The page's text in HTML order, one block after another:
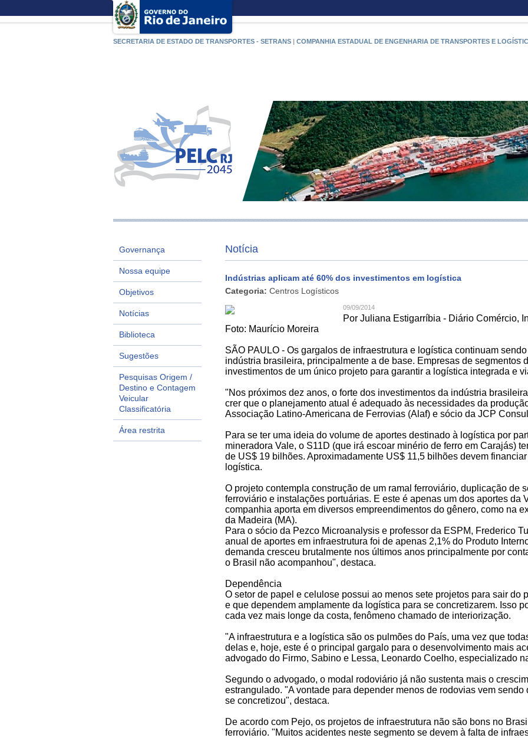
SECRETARIA DE ESTADO DE TRANSPORTES - SETRANS | COMPANHIA ESTADUAL DE ENGENHARIA DE TRANSPORTES E
Governança
Nossa equipe
Objetivos
Notícias
Biblioteca
Sugestões
Pesquisas Origem /
Destino e Contagem
Veicular
Classificatória
Área restrita
Notícia
Indústrias aplicam até 60% dos investimentos em logística
Categoria: Centros Logísticos
09/09/2014
Por Juliana Estigarríbia - Diário Comércio,
Foto: Maurício Moreira
SÃO PAULO - Os gargalos de infraestrutura e logística continuam
indústria brasileira, principalmente a de base. Empresas de segmentos
investimentos de um único projeto para garantir a logística integrada e
"Nos próximos dez anos, o forte dos investimentos da indústria
crer que o planejamento atual é adequado às necessidades da
Associação Latino-Americana de Ferrovias (Alaf) e sócio da JCP
Para se ter uma ideia do volume de aportes destinado à logística por
mineradora Vale, o S11D (que irá escoar minério de ferro em Carajás)
de US$ 19 bilhões. Aproximadamente US$ 11,5 bilhões devem
logística.
O projeto contempla construção de um ramal ferroviário, duplicação de
ferroviário e instalações portuárias. E este é apenas um dos aportes da
companhia aporta em diversos empreendimentos do gênero, como na
da Madeira (MA).
Para o sócio da Pezco Microanalysis e professor da ESPM, Frederico
anual de aportes em infraestrutura foi de apenas 2,1% do Produto
demanda cresceu brutalmente nos últimos anos principalmente por
o Brasil não acompanhou", destaca.
Dependência
O setor de papel e celulose possui ao menos sete projetos para sair do
e que dependem amplamente da logística para se concretizarem. Isso
cada vez mais longe da costa, fenômeno chamado de interiorização.
"A infraestrutura e a logística são os pulmões do País, uma vez que
delas e, hoje, este é o principal gargalo para o desenvolvimento mais
advogado do Firmo, Sabino e Lessa, Leonardo Coelho, especializado
Segundo o advogado, o modal rodoviário já não sustenta mais o
estrangulado. "A vontade para depender menos de rodovias vem
se concretizou", destaca.
De acordo com Pejo, os projetos de infraestrutura não são bons no
ferroviário. "Muitos acidentes neste segmento se devem à falta de